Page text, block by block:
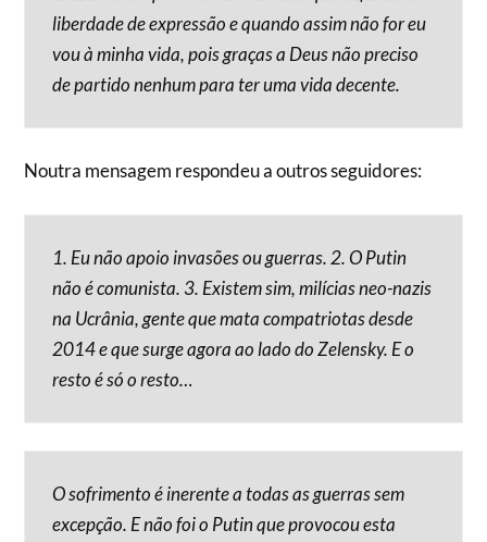
liberdade de expressão e quando assim não for eu
vou à minha vida, pois graças a Deus não preciso
de partido nenhum para ter uma vida decente.
Noutra mensagem respondeu a outros seguidores:
1. Eu não apoio invasões ou guerras. 2. O Putin
não é comunista. 3. Existem sim, milícias neo-nazis
na Ucrânia, gente que mata compatriotas desde
2014 e que surge agora ao lado do Zelensky. E o
resto é só o resto…
O sofrimento é inerente a todas as guerras sem
excepção. E não foi o Putin que provocou esta